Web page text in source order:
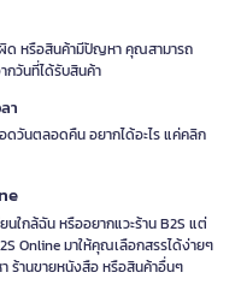
ผิด หรือสินค้ามีปัญหา คุณสามารถ
กวันที่ได้รับสินค้า
า
วันตลอดคืน อยากได้อะไร แค่คลิก
ใกล้ฉัน หรืออยากแวะร้าน B2S แต่
Online มาให้คุณเลือกสรรได้ง่ายๆ
ร้านขายหนังสือ หรือสินค้าอื่นๆ